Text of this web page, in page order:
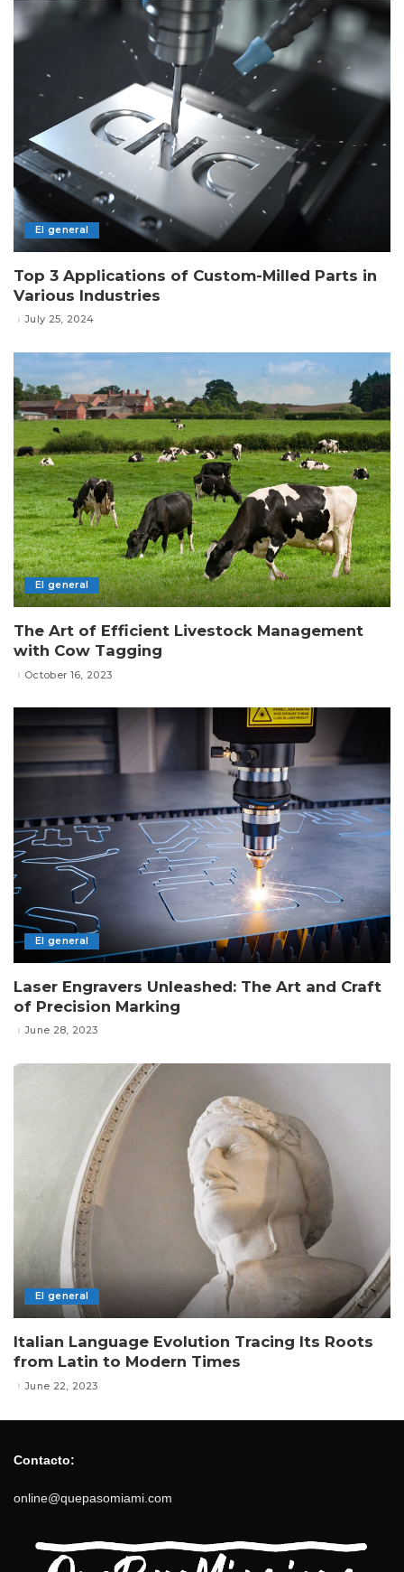
El general
Top 3 Applications of Custom-Milled Parts in
Various Industries
July 25, 2024
El general
The Art of Efficient Livestock Management
with Cow Tagging
October 16, 2023
El general
Laser Engravers Unleashed: The Art and Craft
of Precision Marking
June 28, 2023
El general
Italian Language Evolution Tracing Its Roots
from Latin to Modern Times
June 22, 2023
Contacto:
online@quepasomiami.com